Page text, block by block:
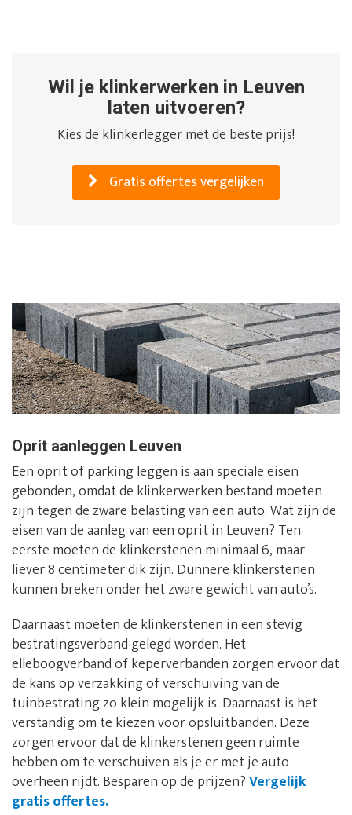
Wil je klinkerwerken in Leuven
laten uitvoeren?
Kies de klinkerlegger met de beste prijs!
Gratis offertes vergelijken
Oprit aanleggen Leuven
Een oprit of parking leggen is aan speciale eisen
gebonden, omdat de klinkerwerken bestand moeten
zijn tegen de zware belasting van een auto. Wat zijn de
eisen van de aanleg van een oprit in Leuven? Ten
eerste moeten de klinkerstenen minimaal 6, maar
liever 8 centimeter dik zijn. Dunnere klinkerstenen
kunnen breken onder het zware gewicht van auto’s.
Daarnaast moeten de klinkerstenen in een stevig
bestratingsverband gelegd worden. Het
elleboogverband of keperverbanden zorgen ervoor dat
de kans op verzakking of verschuiving van de
tuinbestrating zo klein mogelijk is. Daarnaast is het
verstandig om te kiezen voor opsluitbanden. Deze
zorgen ervoor dat de klinkerstenen geen ruimte
hebben om te verschuiven als je er met je auto
overheen rijdt. Besparen op de prijzen?Vergelijk
gratis offertes.